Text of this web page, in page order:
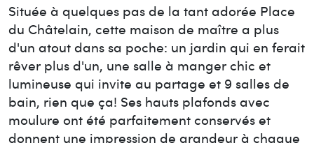
Située à quelques pas de la tant adorée Place
du Châtelain, cette maison de maître a plus
d'un atout dans sa poche: un jardin qui en ferait
rêver plus d'un, une salle à manger chic et
lumineuse qui invite au partage et 9 salles de
bain, rien que ça! Ses hauts plafonds avec
moulure ont été parfaitement conservés et
donnent une impression de grandeur à chaque